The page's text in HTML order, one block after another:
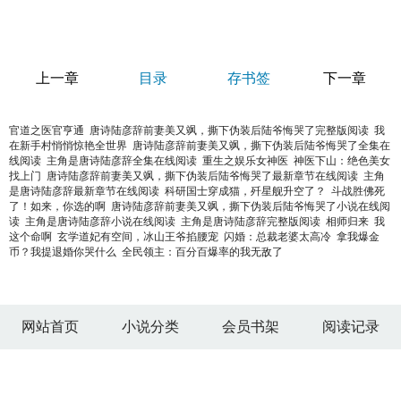
上一章 目录 存书签 下一章
官道之医官亨通 唐诗陆彦辞前妻美又飒，撕下伪装后陆爷悔哭了完整版阅读 我
在新手村悄悄惊艳全世界 唐诗陆彦辞前妻美又飒，撕下伪装后陆爷悔哭了全集在
线阅读 主角是唐诗陆彦辞全集在线阅读 重生之娱乐女神医 神医下山：绝色美女
找上门 唐诗陆彦辞前妻美又飒，撕下伪装后陆爷悔哭了最新章节在线阅读 主角
是唐诗陆彦辞最新章节在线阅读 科研国士穿成猫，歼星舰升空了？
斗战胜佛死
了！如来，你选的啊 唐诗陆彦辞前妻美又飒，撕下伪装后陆爷悔哭了小说在线阅
读 主角是唐诗陆彦辞小说在线阅读 主角是唐诗陆彦辞完整版阅读 相师归来 我
这个命啊 玄学道妃有空间，冰山王爷掐腰宠 闪婚：总裁老婆太高冷 拿我爆金
币？我提退婚你哭什么 全民领主：百分百爆率的我无敌了
网站首页 小说分类 会员书架 阅读记录